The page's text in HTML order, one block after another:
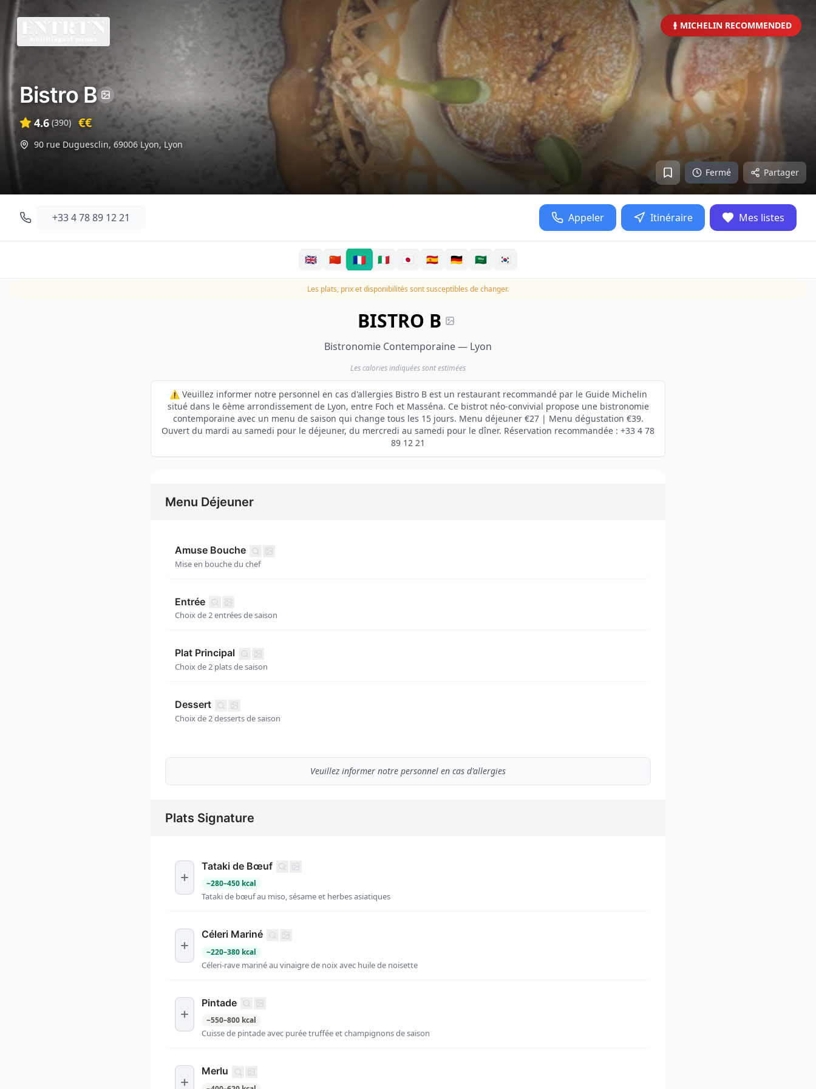
MICHELIN RECOMMENDED
Fermé Partager
Bistro B
4.6 (390) €€
90 rue Duguesclin, 69006 Lyon,Lyon
+33 4 78 89 12 21 Appeler Itinéraire Mes listes
🇬🇧 🇨🇳 🇫🇷 🇮🇹 🇯🇵 🇪🇸 🇩🇪 🇸🇦 🇰🇷
Les plats, prix et disponibilités sont susceptibles de changer.
BISTRO B
Bistronomie Contemporaine — Lyon
Les calories indiquées sont estimées
⚠️ Veuillez informer notre personnel en cas d'allergies Bistro B est un restaurant recommandé par le Guide Michelin
situé dans le 6ème arrondissement de Lyon, entre Foch et Masséna. Ce bistrot néo-convivial propose une bistronomie
contemporaine avec un menu de saison qui change tous les 15 jours. Menu déjeuner €27 | Menu dégustation €39.
Ouvert du mardi au samedi pour le déjeuner, du mercredi au samedi pour le dîner. Réservation recommandée : +33 4 78
89 12 21
Menu Déjeuner
Amuse Bouche
Mise en bouche du chef
Entrée
Choix de 2 entrées de saison
Plat Principal
Choix de 2 plats de saison
Dessert
Choix de 2 desserts de saison
Veuillez informer notre personnel en cas d'allergies
Plats Signature
Tataki de Bœuf
~280–450 kcal
Tataki de bœuf au miso, sésame et herbes asiatiques
Céleri Mariné
~220–380 kcal
Céleri-rave mariné au vinaigre de noix avec huile de noisette
Pintade
~550–800 kcal
Cuisse de pintade avec purée truffée et champignons de saison
Merlu